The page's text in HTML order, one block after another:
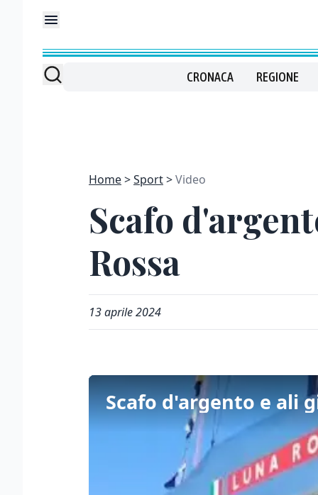
CRONACA REGIONE
Home Sport Video
Scafo
Rossa
13 aprile 2024
Scafo d'argento e ali